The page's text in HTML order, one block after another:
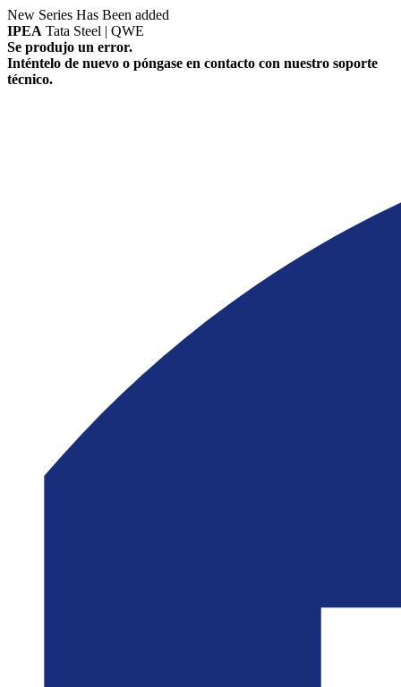
New Series Has Been added
IPEA Tata Steel | QWE
Se produjo un error.
Inténtelo de nuevo o póngase en contacto con nuestro soporte
técnico.